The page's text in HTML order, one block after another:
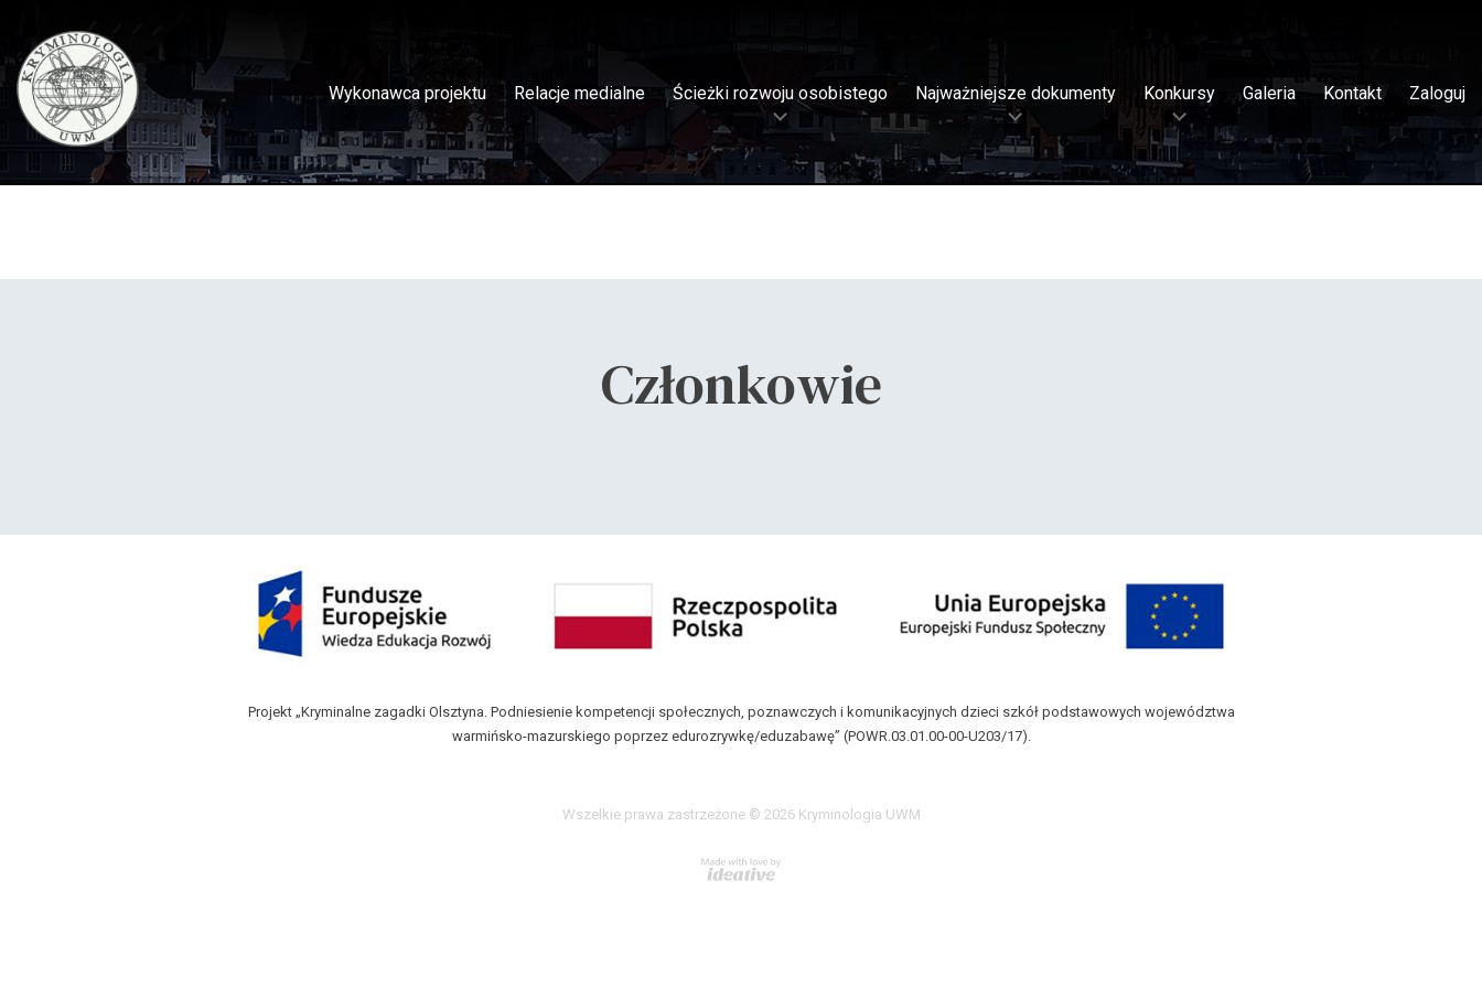
content
Wykonawca projektu
Relacje medialne Ścieżki rozwoju osobistego Najważniejsze dokumenty Konkursy Galeria Kontakt Zaloguj
Członkowie
Projekt „Kryminalne zagadki Olsztyna. Podniesienie kompetencji społecznych, poznawczych i komunikacyjnych dzieci szkół podstawowych województwa
warmińsko-mazurskiego poprzez edurozrywkę/eduzabawę” (POWR.03.01.00-00-U203/17).
Wszelkie prawa zastrzeżone © 2026 Kryminologia UWM